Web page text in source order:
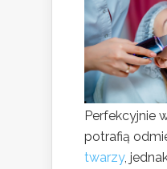
Perfekcyjnie
potrafią
twarzy,